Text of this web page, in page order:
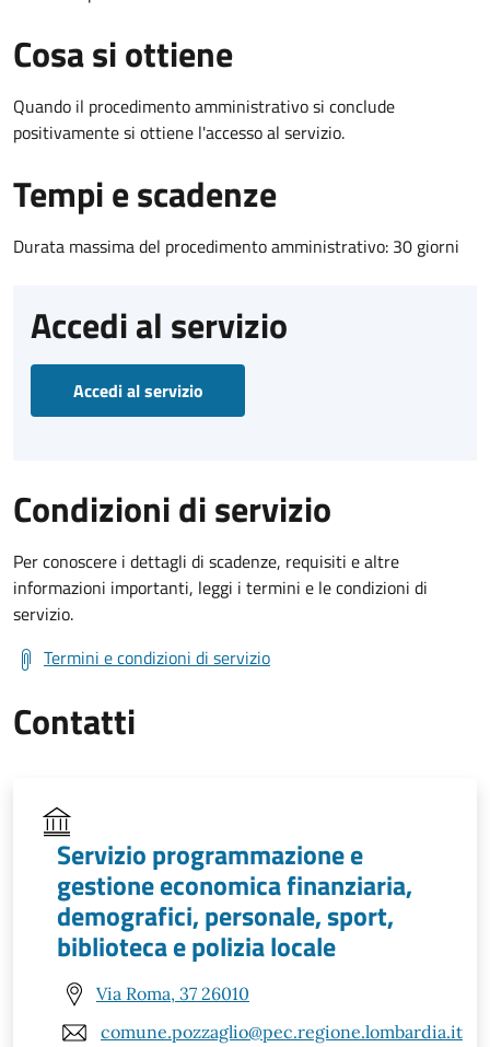
Cosa si ottiene
Quando il procedimento amministrativo si conclude
positivamente si ottiene l'accesso al servizio.
Tempi e scadenze
Durata massima del procedimento amministrativo: 30 giorni
Accedi al servizio
Accedi al servizio
Condizioni di servizio
Per conoscere i dettagli di scadenze, requisiti e altre
informazioni importanti, leggi i termini e le condizioni di
servizio.
Termini e condizioni di servizio
Contatti
Servizio programmazione e
gestione economica finanziaria,
demografici, personale, sport,
biblioteca e polizia locale
Via Roma, 37 26010
comune.pozzaglio@pec.regione.lombardia.it